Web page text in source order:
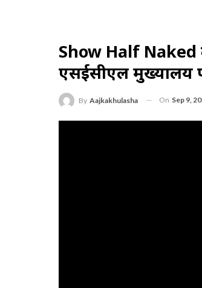
Show Half Naked
एसईसीएल मुख्यालय
By Aajkakhulasha On Sep 9,